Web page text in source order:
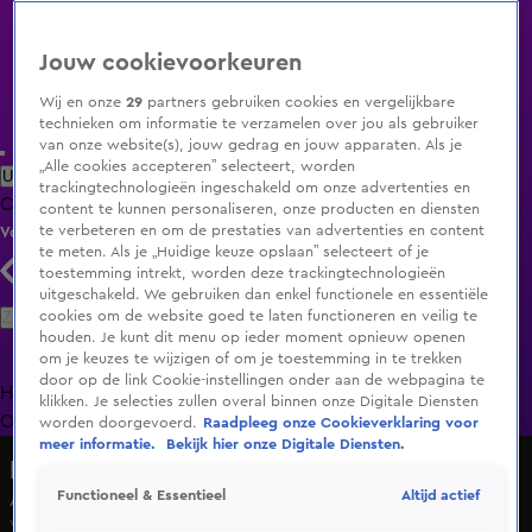
Uitzending Gemist Populaire programma's Zenders Genres
ClipsFilmsRadioSmart TV inlogShop
Volg KIJK
Zoeken
HomeUitzending Gemist Programma's De Bondgenoten
OranjezomerLivestreamsShop
Aanrijding met vrachtwagen bij A50 tankstation
Vr 15 mei, 16:47
Jouw cookievoorkeuren
Wij en onze29 partners gebruiken cookies en vergelijkbare
technieken om informatie te verzamelen over jou als gebruiker
van onze website(s), jouw gedrag en jouw apparaten. Als je
„Alle cookies accepteren” selecteert, worden
trackingtechnologieën ingeschakeld om onze advertenties en
content te kunnen personaliseren, onze producten en diensten
te verbeteren en om de prestaties van advertenties en content
te meten. Als je „Huidige keuze opslaan” selecteert of je
toestemming intrekt, worden deze trackingtechnologieën
uitgeschakeld. We gebruiken dan enkel functionele en essentiële
cookies om de website goed te laten functioneren en veilig te
houden. Je kunt dit menu op ieder moment opnieuw openen
om je keuzes te wijzigen of om je toestemming in te trekken
door op de link Cookie-instellingen onder aan de webpagina te
klikken. Je selecties zullen overal binnen onze Digitale Diensten
worden doorgevoerd.
Raadpleeg onze Cookieverklaring voor
meer informatie.
Bekijk hier onze Digitale Diensten.
Functioneel & Essentieel Altijd actief